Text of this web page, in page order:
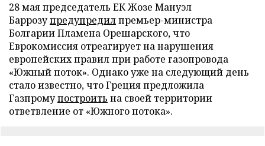
28 мая председатель ЕК Жозе Мануэл
Баррозупредупредилпремьер-министра
Болгарии Пламена Орешарского, что
Еврокомиссия отреагирует на нарушения
европейских правил при работе газопровода
«Южный поток». Однако уже на следующий день
стало известно, что Греция предложила
Газпромупостроить на своей территории
ответвление от «Южного потока».